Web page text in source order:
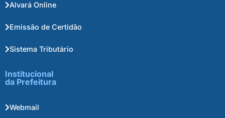
Alvará Online
Emissão de Certidão
Sistema Tributário
Institucional
da Prefeitura
Webmail